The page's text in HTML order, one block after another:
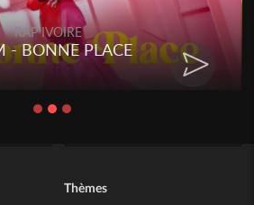
RAP IVOIRE
- BONNE PLACE
Thèmes